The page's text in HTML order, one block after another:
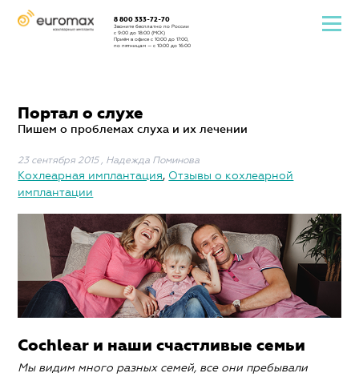
8 800 333-72-70
Звоните бесплатно по России
с 9:00 до 18:00 (МСК)
Приём в офисе с 10:00 до 17:00,
по пятницам — с 10:00 до 16:00
Портал о слухе
Пишем о проблемах слуха и их лечении
23 сентября 2015 , Надежда Поминова
Кохлеарная имплантация, Отзывы о кохлеарной
имплантации
Cochlear и наши счастливые семьи
Мы видим много разных семей, все они пребывали